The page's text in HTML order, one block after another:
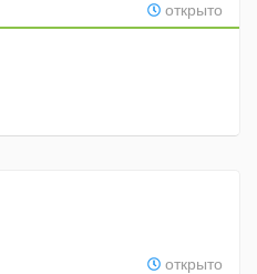
открыто
открыто